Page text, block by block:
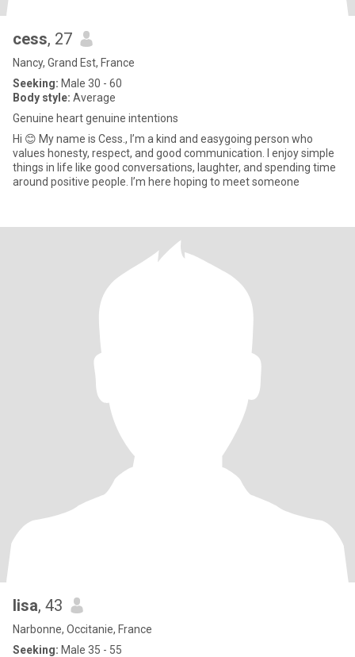
cess, 27
Nancy, Grand Est, France
Seeking: Male 30 - 60
Body style: Average
Genuine heart genuine intentions
Hi 😊 My name is Cess., I’m a kind and easygoing person who
values honesty, respect, and good communication. I enjoy simple
things in life like good conversations, laughter, and spending time
around positive people. I’m here hoping to meet someone
lisa, 43
Narbonne, Occitanie, France
Seeking: Male 35 - 55